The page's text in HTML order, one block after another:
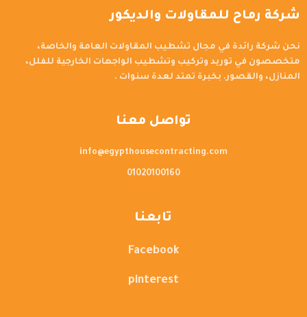
شركة رماح للمقاولات والديكور
نحن شركة رائدة في مجال تشطيب المقاولات العامة والخاصة،
متخصصون في توريد وتركيب وتشطيب الواجهات الخارجية للفلل،
المنازل، والقصور. بخبرة تمتد لعدة سنوات .
تواصل معنا
info@egypthousecontracting.com
01020100160
تابعنا
Facebook
pinterest